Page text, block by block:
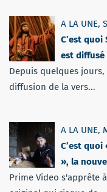
A LA UNE,
C’est
est diffusé
Depuis quelques
diffusion de la vers...
A LA UNE,
C’est quoi
», la
Prime Video s'apprête